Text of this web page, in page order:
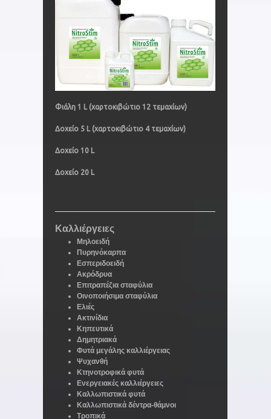
Φιάλη 1 L (χαρτοκιβώτιο 12 τεμαχίων)
Δοχείο 5 L (χαρτοκιβώτιο 4 τεμαχίων)
Δοχείο 10 L
Δοχείο 20 L
Καλλιέργειες
Μηλοειδή
Πυρηνόκαρπα
Εσπεριδοειδή
Ακρόδρυα
Επιτραπέζια σταφύλια
Οινοποιήσιμα σταφύλια
Ελιές
Ακτινίδια
Κηπευτικά
Δημητριακά
Φυτά μεγάλης καλλιέργειας
Ψυχανθή
Κτηνοτροφικά φυτά
Ενεργειακές καλλιέργειες
Καλλωπιστικά φυτά
Καλλωπιστικά δέντρα-θάμνοι
Τροπικά